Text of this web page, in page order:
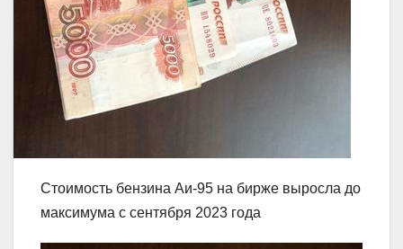
Стоимость бензина Аи-95 на бирже выросла до
максимума с сентября 2023 года